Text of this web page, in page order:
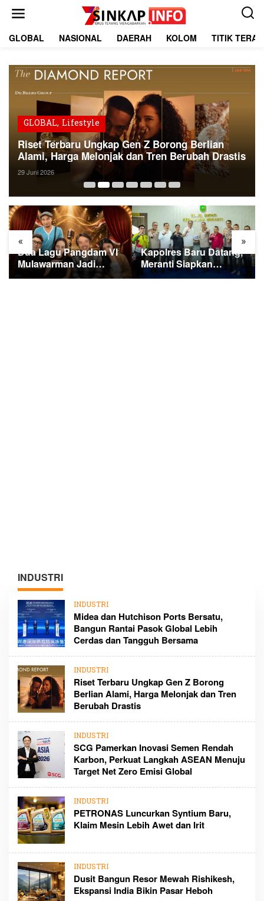
GLOBAL NASIONAL DAERAH KOLOM TITIK
GLOBAL, Lifestyle
Riset Terbaru Ungkap Gen Z Borong Berlian
Alami, Harga Melonjak dan Tren Berubah Drastis
29 Juni 2026
« »
Dua Lagu Pangdam VI
Mulawarman Jadi
Sorotan di Kompetisi
Kapolres Baru Datang,
Meranti Siapkan
Ekspedisi Merah Putih
INDUSTRI
INDUSTRI
Midea dan Hutchison Ports Bersatu,
Bangun Rantai Pasok Global Lebih
Cerdas dan Tangguh Bersama
INDUSTRI
Riset Terbaru Ungkap Gen Z Borong
Berlian Alami, Harga Melonjak dan Tren
Berubah Drastis
INDUSTRI
SCG Pamerkan Inovasi Semen Rendah
Karbon, Perkuat Langkah ASEAN Menuju
Target Net Zero Emisi Global
INDUSTRI
PETRONAS Luncurkan Syntium Baru,
Klaim Mesin Lebih Awet dan Irit
INDUSTRI
Dusit Bangun Resor Mewah Rishikesh,
Ekspansi India Bikin Pasar Heboh